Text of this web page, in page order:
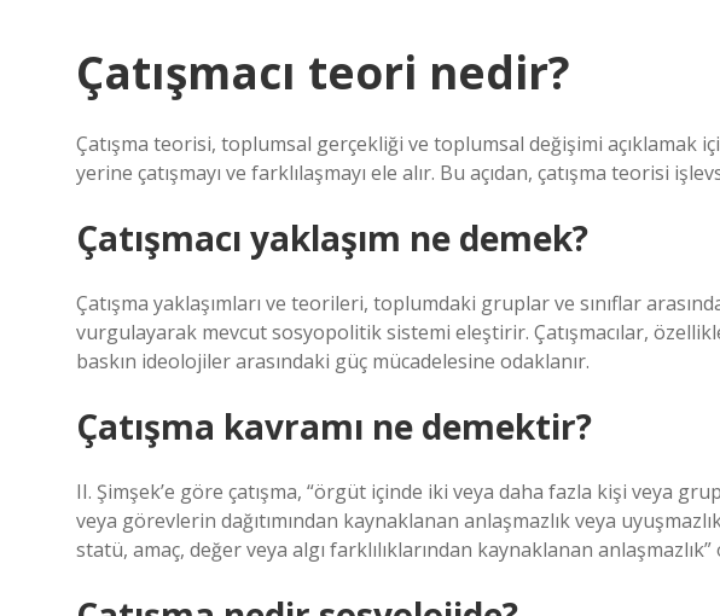
Çatışmacı teori nedir?
Çatışma teorisi, toplumsal gerçekliği ve toplumsal değişimi açıklamak
yerine çatışmayı ve farklılaşmayı ele alır. Bu açıdan, çatışma teorisi
Çatışmacı yaklaşım ne demek?
Çatışma yaklaşımları ve teorileri, toplumdaki gruplar ve sınıflar
vurgulayarak mevcut sosyopolitik sistemi eleştirir. Çatışmacılar,
baskın ideolojiler arasındaki güç mücadelesine odaklanır.
Çatışma kavramı ne demektir?
II. Şimşek’e göre çatışma, “örgüt içinde iki veya daha fazla kişi veya
veya görevlerin dağıtımından kaynaklanan anlaşmazlık veya
statü, amaç, değer veya algı farklılıklarından kaynaklanan